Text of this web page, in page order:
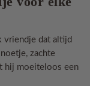
vriendje dat altijd
zachte
hij moeiteloos een